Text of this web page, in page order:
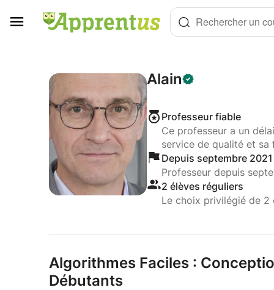
Rechercher un
Alain
Professeur fiable
Ce professeur a un
service de qualité et sa
Depuis septembre 2021
Professeur depuis
2 élèves réguliers
Le choix privilégié de 2
Algorithmes Faciles :
Débutants